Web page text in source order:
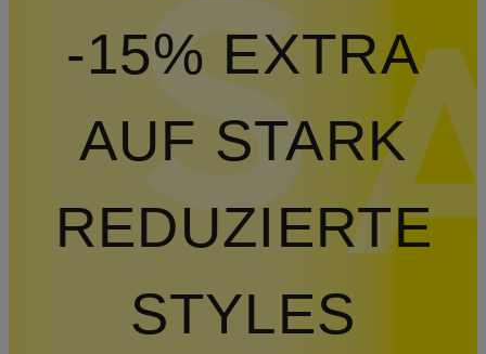
-15% EXTRA
AUF STARK
REDUZIERTE
STYLES